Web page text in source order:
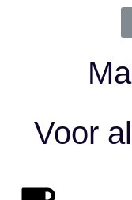
Voor